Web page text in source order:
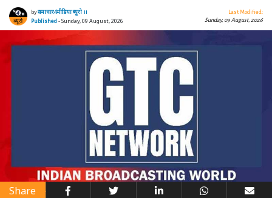
byसमाचार4मीडिया ब्यूरो ।।
Published- Sunday, 09 August, 2026
Last Modified:
Sunday, 09 August, 2026
Share